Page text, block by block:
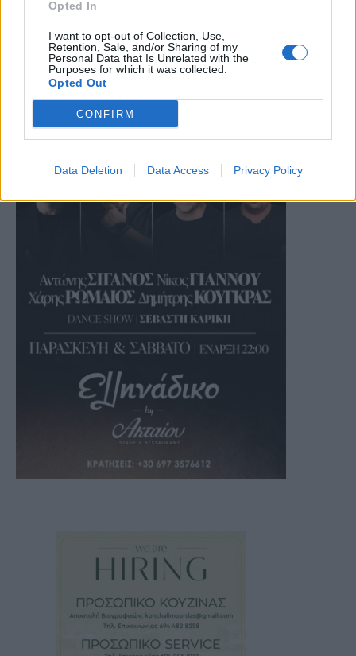
Opted In
I want to opt-out of Collection, Use,
Retention, Sale, and/or Sharing of my
Personal Data that Is Unrelated with the
Purposes for which it was collected.
Opted Out
CONFIRM
Data Deletion Data Access Privacy Policy